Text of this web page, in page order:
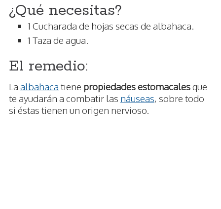
¿Qué necesitas?
1 Cucharada de hojas secas de albahaca.
1 Taza de agua.
El remedio:
La albahaca tiene propiedades estomacalesque
te ayudarán a combatir las náuseas, sobre todo
si éstas tienen un origen nervioso.